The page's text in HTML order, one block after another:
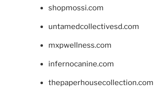
shopmossi.com
untamedcollectivesd.com
mxpwellness.com
infernocanine.com
thepaperhousecollection.com